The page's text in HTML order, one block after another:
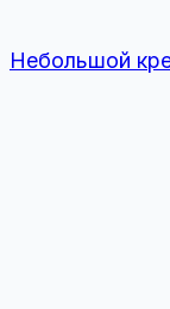
Небольшой